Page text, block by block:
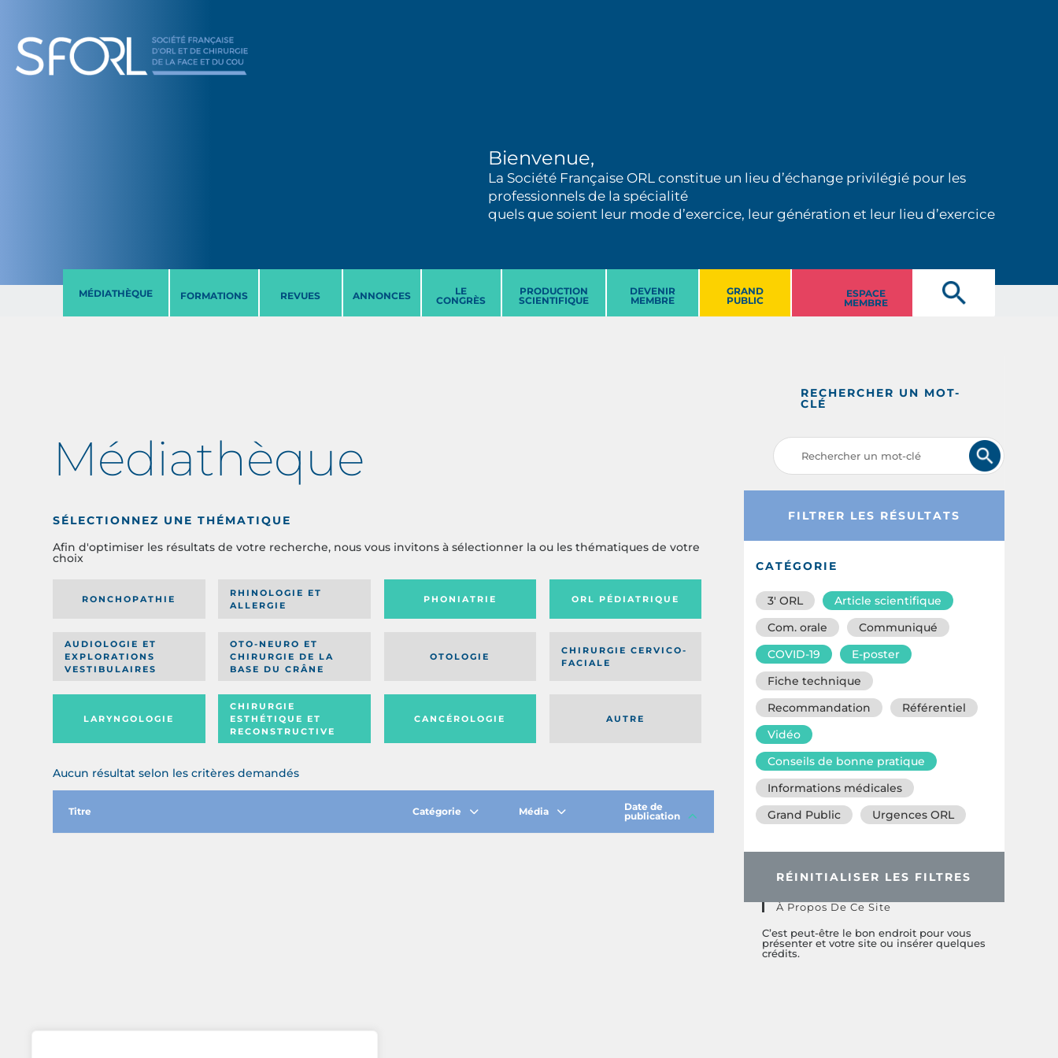
Bienvenue,
La Société Française ORL constitue un lieu d’échange privilégié pour les
professionnels de la spécialité
quels que soient leur mode d’exercice, leur génération et leur lieu d’exercice
MÉDIATHÈQUE FORMATIONS REVUES ANNONCES
LE
CONGRÈS
PRODUCTION
SCIENTIFIQUE
DEVENIR
MEMBRE
GRAND
PUBLIC
ESPACE
MEMBRE
Médiathèque
SÉLECTIONNEZ UNE THÉMATIQUE
Afin d'optimiser les résultats de votre recherche, nous vous invitons à sélectionner la ou les thématiques de votre
choix
RONCHOPATHIE
RHINOLOGIE ET
ALLERGIE
PHONIATRIE ORL PÉDIATRIQUE
AUDIOLOGIE ET
EXPLORATIONS
VESTIBULAIRES
OTO-NEURO ET
CHIRURGIE DE LA
BASE DU CRÂNE
OTOLOGIE
CHIRURGIE CERVICO-
FACIALE
AUTRE
LARYNGOLOGIE
CHIRURGIE
ESTHÉTIQUE ET
RECONSTRUCTIVE
CANCÉROLOGIE
Aucun résultat selon les critères demandés
Titre Catégorie Média
Date de
publication
RECHERCHER UN MOT-
CLÉ
FILTRER LES RÉSULTATS
CATÉGORIE
3′ ORL
Article scientifique
Com. orale
Communiqué
COVID-19
E-poster
Fiche technique
Recommandation
Référentiel
Vidéo
Conseils de bonne pratique
Informations médicales
Grand Public
Urgences ORL
RÉINITIALISER LES FILTRES
À Propos De Ce Site
C’est peut-être le bon endroit pour vous
présenter et votre site ou insérer quelques
crédits.